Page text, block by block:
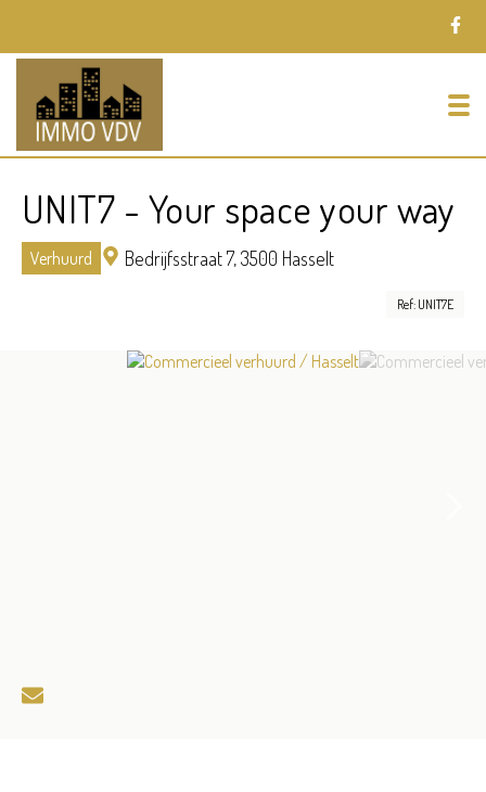
UNIT7 - Your space your way
Verhuurd Bedrijfsstraat 7,3500 Hasselt
Ref: UNIT7E